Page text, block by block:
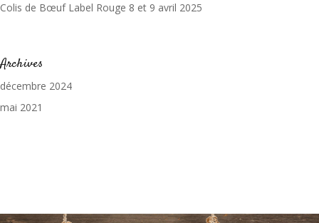
Colis de Bœuf Label Rouge 8 et 9 avril 2025
Archives
décembre 2024
mai 2021